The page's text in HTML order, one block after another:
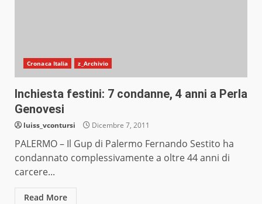
Cronaca Italia z_Archivio
Inchiesta festini: 7 condanne, 4 anni a Perla
Genovesi
luiss_vcontursi Dicembre 7, 2011
PALERMO – Il Gup di Palermo Fernando Sestito ha
condannato complessivamente a oltre 44 anni di
carcere...
Read More